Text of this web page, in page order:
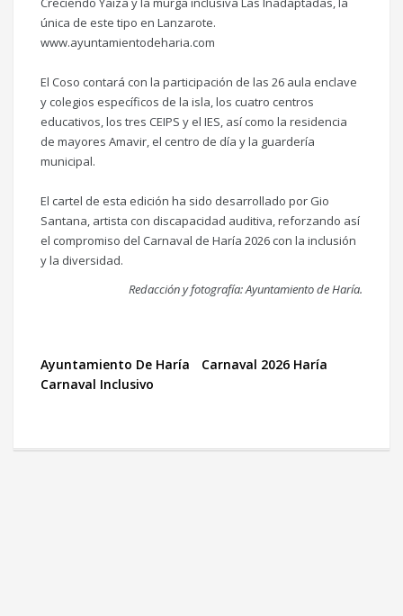
única de este tipo en Lanzarote.
www.ayuntamientodeharia.com
El Coso contará con la participación de las 26 aula enclave
y colegios específicos de la isla, los cuatro centros
educativos, los tres CEIPS y el IES, así como la residencia
de mayores Amavir, el centro de día y la guardería
municipal.
El cartel de esta edición ha sido desarrollado por Gio
Santana, artista con discapacidad auditiva, reforzando así
el compromiso del Carnaval de Haría 2026 con la inclusión
y la diversidad.
Redacción y fotografía: Ayuntamiento de Haría.
Ayuntamiento De Haría
Carnaval 2026 Haría
Carnaval Inclusivo